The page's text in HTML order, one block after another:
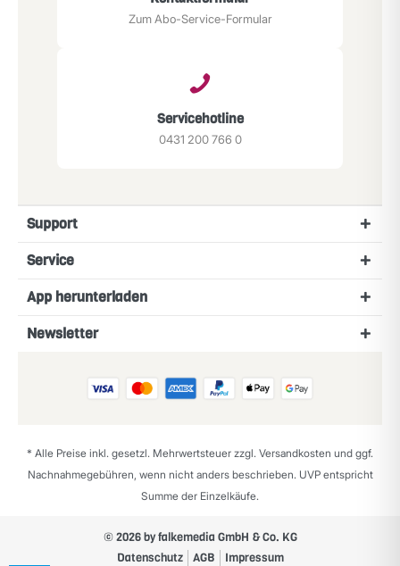
Zum Abo-Service-Formular
Servicehotline
0431 200 766 0
Support
Service
App herunterladen
Newsletter
* Alle Preise inkl. gesetzl. Mehrwertsteuer zzgl. Versandkosten und ggf.
Nachnahmegebühren, wenn nicht anders beschrieben. UVP entspricht
Summe der Einzelkäufe.
© 2026 by falkemedia GmbH & Co. KG
Datenschutz
AGB Impressum